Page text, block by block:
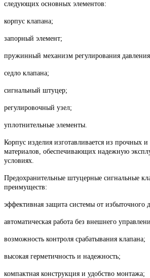
следующих основных элементов:
корпус клапана;
запорный элемент;
пружинный механизм регулирования
седло клапана;
сигнальный штуцер;
регулировочный узел;
уплотнительные элементы.
Корпус изделия изготавливается из прочных
материалов, обеспечивающих надежную
условиях.
Предохранительные штуцерные сигнальные
преимуществ:
эффективная защита системы от избыточного
автоматическая работа без внешнего
возможность контроля срабатывания клапана;
высокая герметичность и надежность;
компактная конструкция и удобство монтажа;